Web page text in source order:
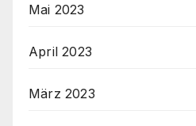
Mai 2023
April 2023
März 2023